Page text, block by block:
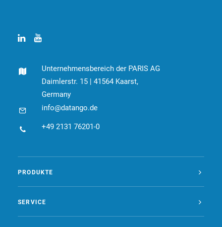
Unternehmensbereich der PARIS AG
Daimlerstr. 15 | 41564 Kaarst,
Germany
info@datango.de
+49 2131 76201-0
PRODUKTE
SERVICE